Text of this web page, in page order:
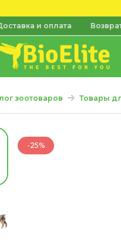
и оплата
зоотоваров Товары
-25%